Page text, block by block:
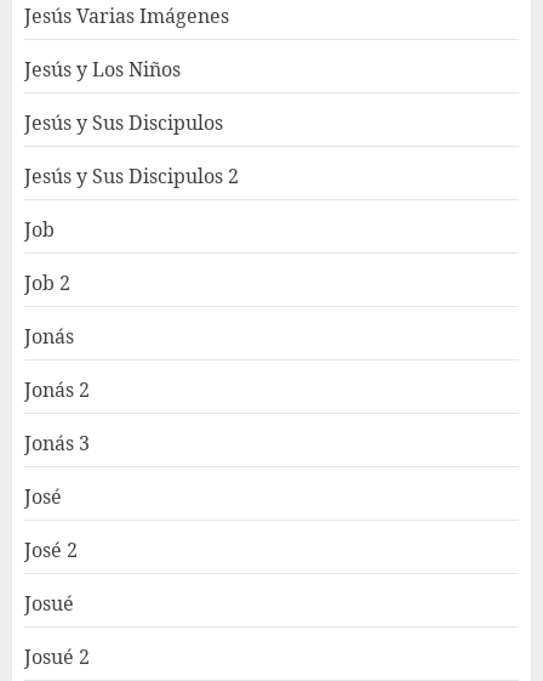
Jesús Varias Imágenes
Jesús y Los Niños
Jesús y Sus Discipulos
Jesús y Sus Discipulos 2
Job
Job 2
Jonás
Jonás 2
Jonás 3
José
José 2
Josué
Josué 2